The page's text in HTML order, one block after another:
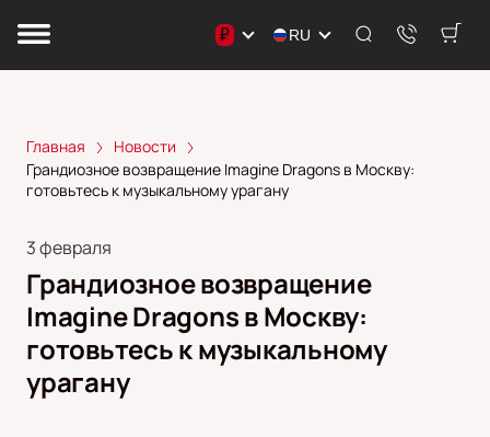
₽ RU
Главная
Новости
Грандиозное возвращение Imagine Dragons в Москву:
готовьтесь к музыкальному урагану
3 февраля
Грандиозное возвращение
Imagine Dragons в Москву:
готовьтесь к музыкальному
урагану